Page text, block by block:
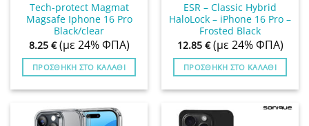
Tech-protect Magmat
Magsafe Iphone 16 Pro
Black/clear
8.25 € (με 24% ΦΠΑ)
ΠΡΟΣΘΉΚΗ ΣΤΟ ΚΑΛΆΘΙ
ESR – Classic Hybrid
HaloLock – iPhone 16 Pro –
Frosted Black
12.85 € (με 24% ΦΠΑ)
ΠΡΟΣΘΉΚΗ ΣΤΟ ΚΑΛΆΘΙ